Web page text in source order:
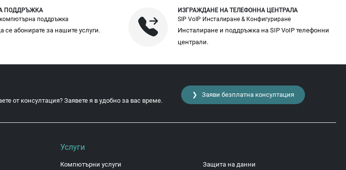
ПОДДРЪЖКА
поддръжка
се абонирате за нашите услуги.
ИЗГРАЖДАНЕ НА ТЕЛЕФОННА ЦЕНТРАЛА
SIP VoIP Инсталиране & Конфигуриране
Инсталиране и поддръжка на SIP VoIP телефонни
централи.
от консултация? Заявете я в удобно за вас време.
❯ Заяви безплатна консултация
Услуги
Компютърни услуги Защита на данни